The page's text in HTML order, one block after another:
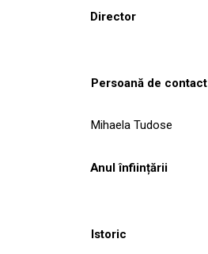
Director
Persoană de contact
Mihaela Tudose
Anul înființării
Istoric